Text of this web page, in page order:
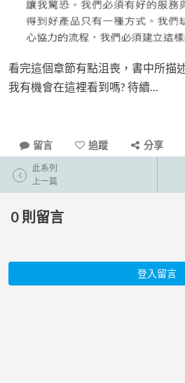
看完這個章節有點沮喪，書中所描
我有機會在這裡看到嗎? 待續…
留言 追蹤 分享
此系列
上一篇
0 則留言
登入留言